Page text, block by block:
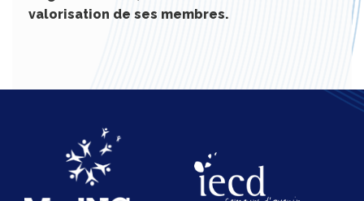
valorisation de ses membres.